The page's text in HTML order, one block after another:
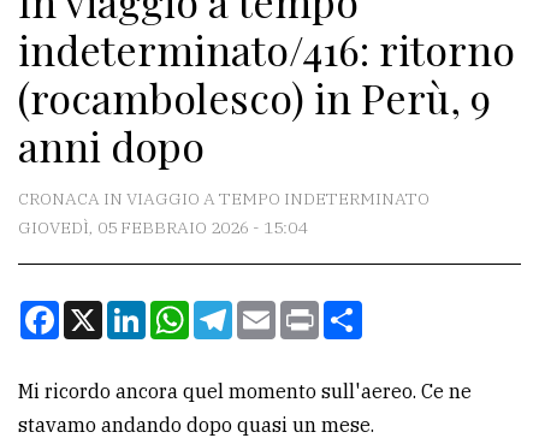
Meteo
CONTATTI
La
Scrivici
la
tua
indeterminato/416: ritorno
(rocambolesco) in Perù, 9
anni dopo
CRONACA IN VIAGGIO A TEMPO INDETERMINATO
GIOVEDÌ, 05 FEBBRAIO 2026 - 15:04
Facebook
X LinkedInWhatsApp
Telegram
EmailPrint
Mi ricordo ancora quel momento sull'aereo. Ce ne
stavamo andando dopo quasi un mese.